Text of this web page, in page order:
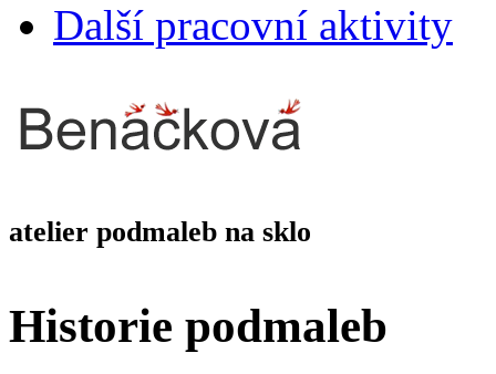
Další pracovní aktivity
atelier podmaleb na sklo
Historie podmaleb